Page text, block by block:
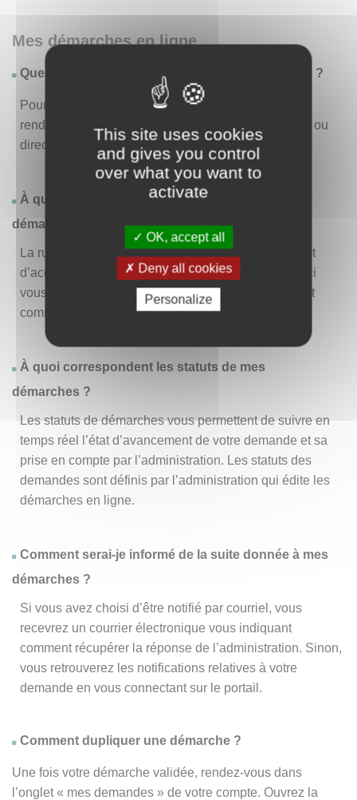
This site uses cookies
and gives you control
over what you want to
activate
OK, accept all
Deny all cookies
Personalize
Mes démarches en ligne
Quelles sont les démarches disponibles en ligne ?
Pour consulter la liste des démarches disponibles,
rendez-vous dans le menu « Liste des démarches » ou
directement en page d’accueil.
À quoi correspond la rubrique « Effectuer une
démarche » ?
La rubrique « Effectuer une démarche » vous permet
d’accéder à la liste des démarches disponibles. D’ici
vous pouvez choisir la démarche vous intéressant et
commencer à la remplir en un clic.
À quoi correspondent les statuts de mes
démarches ?
Les statuts de démarches vous permettent de suivre en
temps réel l’état d’avancement de votre demande et sa
prise en compte par l’administration. Les statuts des
demandes sont définis par l’administration qui édite les
démarches en ligne.
Comment serai-je informé de la suite donnée à mes
démarches ?
Si vous avez choisi d’être notifié par courriel, vous
recevrez un courrier électronique vous indiquant
comment récupérer la réponse de l’administration. Sinon,
vous retrouverez les notifications relatives à votre
demande en vous connectant sur le portail.
Comment dupliquer une démarche ?
Une fois votre démarche validée, rendez-vous dans
l’onglet « mes demandes » de votre compte. Ouvrez la